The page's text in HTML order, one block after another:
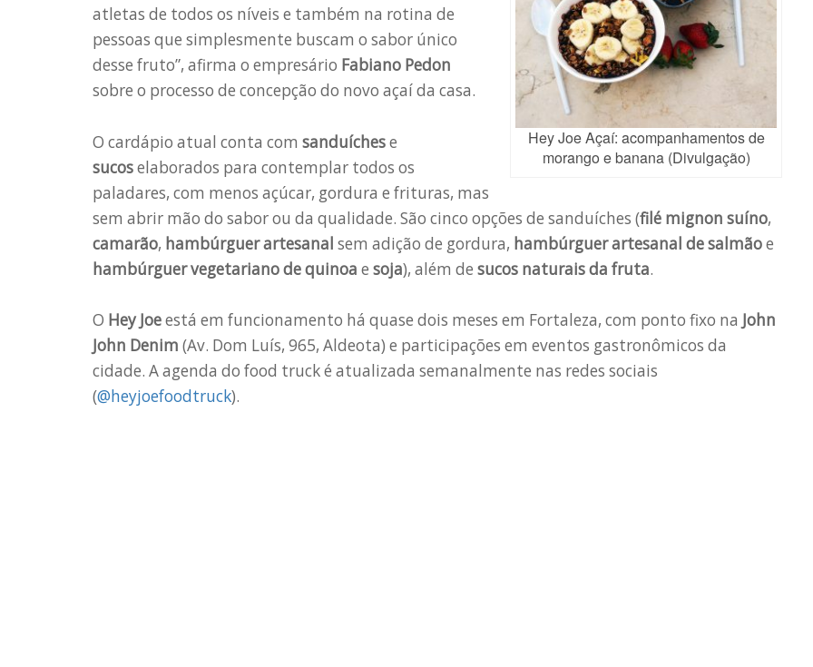
Hey Joe Açaí: acompanhamentos de
morango e banana (Divulgação)
atletas de todos os níveis e também na rotina de
pessoas que simplesmente buscam o sabor único
desse fruto”, afirma o empresário Fabiano Pedon
sobre o processo de concepção do novo açaí da casa.
O cardápio atual conta com sanduíchese
sucoselaborados para contemplar todos os
paladares, com menos açúcar, gordura e frituras, mas
sem abrir mão do sabor ou da qualidade. São cinco opções de sanduíches (filé mignon suíno,
camarão, hambúrguer artesanal sem adição de gordura, hambúrguer artesanal de salmãoe
hambúrguer vegetariano de quinoa e soja), além de sucos naturais da fruta.
O Hey Joeestá em funcionamento há quase dois meses em Fortaleza, com ponto fixo na John
John Denim (Av. Dom Luís, 965, Aldeota) e participações em eventos gastronômicos da
cidade. A agenda do food truck é atualizada semanalmente nas redes sociais
(@heyjoefoodtruck).